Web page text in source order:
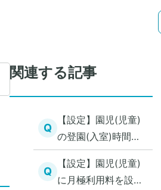
関連する記事
Q
【設定】園児(児童)
の登園(入室)時間を
設定する
Q
【設定】園児(児童)
に月極利用料を設定